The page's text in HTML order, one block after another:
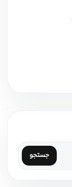
جستجو